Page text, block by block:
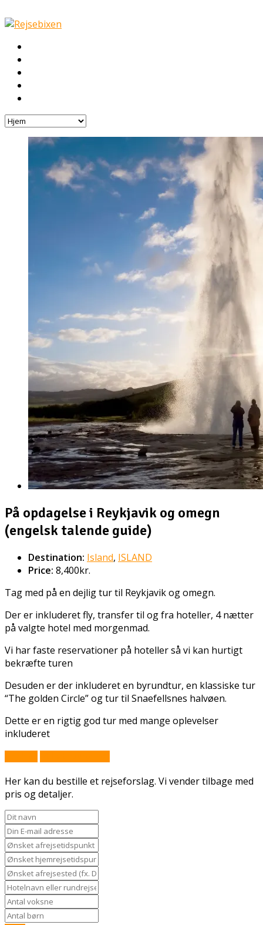
På opdagelse i Reykjavik og omegn
(engelsk talende guide)
Destination: Island, ISLAND
Price: 8,400kr.
Tag med på en dejlig tur til Reykjavik og omegn.
Der er inkluderet fly, transfer til og fra hoteller, 4 nætter
på valgte hotel med morgenmad.
Vi har faste reservationer på hoteller så vi kan hurtigt
bekræfte turen
Desuden er der inkluderet en byrundtur, en klassiske tur
“The golden Circle” og tur til Snaefellsnes halvøen.
Dette er en rigtig god tur med mange oplevelser
inkluderet
Her kan du bestille et rejseforslag. Vi vender tilbage med
pris og detaljer.